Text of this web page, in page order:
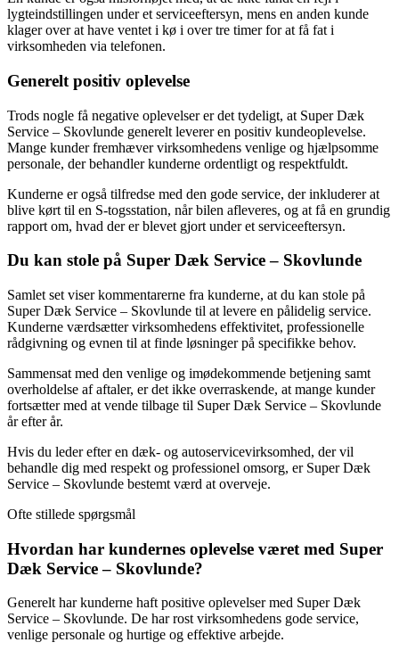
lygteindstillingen under et serviceeftersyn, mens en anden kunde
klager over at have ventet i kø i over tre timer for at få fat i
virksomheden via telefonen.
Generelt positiv oplevelse
Trods nogle få negative oplevelser er det tydeligt, at Super Dæk
Service – Skovlunde generelt leverer en positiv kundeoplevelse.
Mange kunder fremhæver virksomhedens venlige og hjælpsomme
personale, der behandler kunderne ordentligt og respektfuldt.
Kunderne er også tilfredse med den gode service, der inkluderer at
blive kørt til en S-togsstation, når bilen afleveres, og at få en grundig
rapport om, hvad der er blevet gjort under et serviceeftersyn.
Du kan stole på Super Dæk Service – Skovlunde
Samlet set viser kommentarerne fra kunderne, at du kan stole på
Super Dæk Service – Skovlunde til at levere en pålidelig service.
Kunderne værdsætter virksomhedens effektivitet, professionelle
rådgivning og evnen til at finde løsninger på specifikke behov.
Sammensat med den venlige og imødekommende betjening samt
overholdelse af aftaler, er det ikke overraskende, at mange kunder
fortsætter med at vende tilbage til Super Dæk Service – Skovlunde
år efter år.
Hvis du leder efter en dæk- og autoservicevirksomhed, der vil
behandle dig med respekt og professionel omsorg, er Super Dæk
Service – Skovlunde bestemt værd at overveje.
Ofte stillede spørgsmål
Hvordan har kundernes oplevelse været med Super
Dæk Service – Skovlunde?
Generelt har kunderne haft positive oplevelser med Super Dæk
Service – Skovlunde. De har rost virksomhedens gode service,
venlige personale og hurtige og effektive arbejde.